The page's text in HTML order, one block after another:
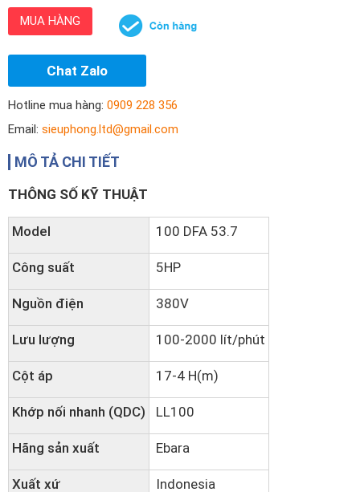
MUA HÀNG
Chat Zalo
Hotline mua hàng: 0909 228 356
Email: sieuphong.ltd@gmail.com
MÔ TẢ CHI TIẾT
THÔNG SỐ KỸ THUẬT
Model 100 DFA 53.7
Công suất 5HP
Nguồn điện 380V
Lưu lượng 100-2000 lít/phút
Cột áp 17-4 H(m)
Khớp nối nhanh (QDC) LL100
Hãng sản xuất Ebara
Xuất xứ Indonesia